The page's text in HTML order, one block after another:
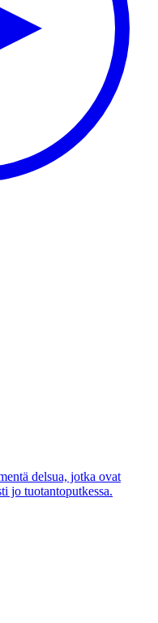
delsua, jotka ovat
jo tuotantoputkessa.